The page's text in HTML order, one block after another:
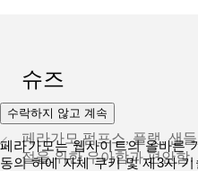
슈즈
페라가모 펌프스, 플랫, 샌
절을 위한 우아함과 편안함.
수락하지 않고 계속
페라가모는 웹사이트의 올바른
동의 하에 자체 쿠키 및 제3자